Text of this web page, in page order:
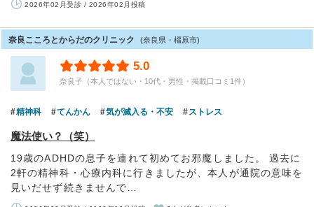
2026年02月受診 / 2026年02月投稿
奈良こころとからだのクリニック (奈良県・橿原市)
5.0
奈良子（本人ではない・10代・男性・掲載口コミ1件）
精神科 てんかん 気が滅入る・不安 ストレス
魔法使い？（笑）
19歳のADHDの息子を連れて初めてお邪魔しました。 過去に
2軒の精神科・心療内科に行きましたが、本人が通院の意味を
見いだせず続きませんで…